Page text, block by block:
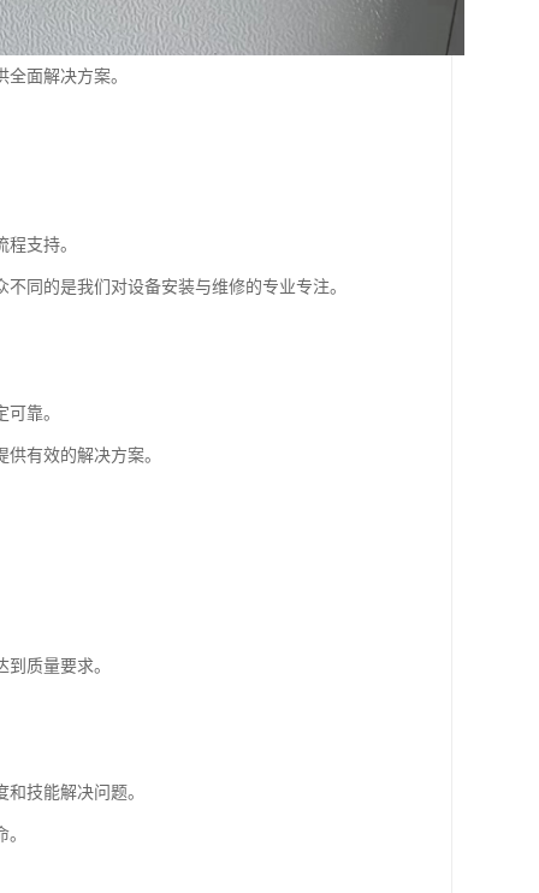
面解决方案。
支持。
同的是我们对设备安装与维修的专业专注。
靠。
有效的解决方案。
质量要求。
技能解决问题。